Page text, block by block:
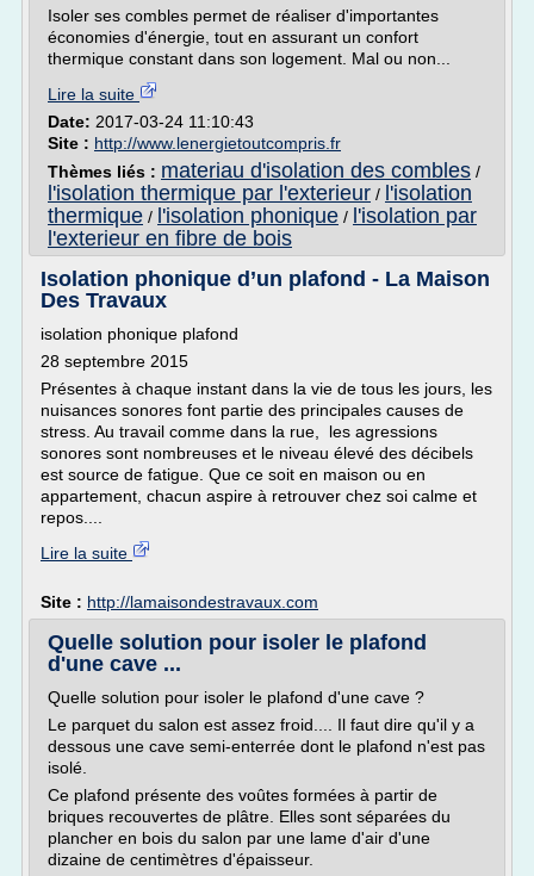
Isoler ses combles permet de réaliser d'importantes
économies d'énergie, tout en assurant un confort
thermique constant dans son logement. Mal ou non...
Lire la suite
Date: 2017-03-24 11:10:43
Site : http://www.lenergietoutcompris.fr
Thèmes liés : materiau d'isolation des combles /
l'isolation thermique par l'exterieur / l'isolation
thermique / l'isolation phonique / l'isolation par
l'exterieur en fibre de bois
Isolation phonique d’un plafond - La Maison
Des Travaux
isolation phonique plafond
28 septembre 2015
Présentes à chaque instant dans la vie de tous les jours, les
nuisances sonores font partie des principales causes de
stress. Au travail comme dans la rue, les agressions
sonores sont nombreuses et le niveau élevé des décibels
est source de fatigue. Que ce soit en maison ou en
appartement, chacun aspire à retrouver chez soi calme et
repos....
Lire la suite
Site : http://lamaisondestravaux.com
Quelle solution pour isoler le plafond
d'une cave ...
Quelle solution pour isoler le plafond d'une cave ?
Le parquet du salon est assez froid.... Il faut dire qu'il y a
dessous une cave semi-enterrée dont le plafond n'est pas
isolé.
Ce plafond présente des voûtes formées à partir de
briques recouvertes de plâtre. Elles sont séparées du
plancher en bois du salon par une lame d'air d'une
dizaine de centimètres d'épaisseur.